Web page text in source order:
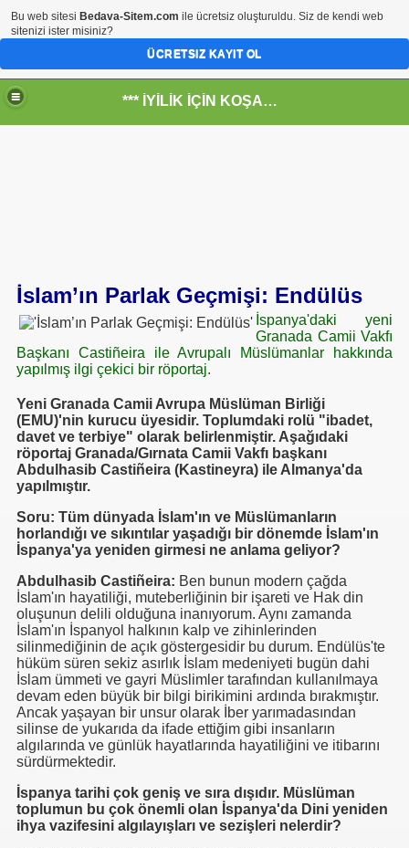
*** İYİLİK İÇİN KOŞANLARIN YERİ***
İslam’ın Parlak Geçmişi: Endülüs
İspanya'daki yeni
Granada Camii Vakfı
Başkanı Castiñeira ile Avrupalı Müslümanlar hakkında
yapılmış ilgi çekici bir röportaj.
Yeni Granada Camii Avrupa Müslüman Birliği
(EMU)'nin kurucu üyesidir. Toplumdaki rolü "ibadet,
davet ve terbiye" olarak belirlenmiştir. Aşağıdaki
röportaj Granada/Gırnata Camii Vakfı başkanı
Abdulhasib Castiñeira (Kastineyra) ile Almanya'da
yapılmıştır.
Soru: Tüm dünyada İslam'ın ve Müslümanların
horlandığı ve sıkıntılar yaşadığı bir dönemde İslam'ın
İspanya'ya yeniden girmesi ne anlama geliyor?
Abdulhasib Castiñeira: Ben bunun modern çağda
İslam'ın hayatiliği, muteberliğinin bir işareti ve Hak din
oluşunun delili olduğuna inanıyorum. Aynı zamanda
İslam'ın İspanyol halkının kalp ve zihinlerinden
silinmediğinin de açık göstergesidir bu durum. Endülüs'te
hüküm süren sekiz asırlık İslam medeniyeti bugün dahi
İslam ümmeti ve gayri Müslimler tarafından kullanılmaya
devam eden büyük bir bilgi birikimini ardında bırakmıştır.
Ancak yaşayan bir unsur olarak İber yarımadasından
silinse de yukarıda da ifade ettiğim gibi insanların
algılarında ve günlük hayatlarında hayatiliğini ve itibarını
sürdürmektedir.
İspanya tarihi çok geniş ve sıra dışıdır. Müslüman
toplumun bu çok önemli olan İspanya'da Dini yeniden
ihya vazifesini algılayışları ve sezişleri nelerdir?
- HİDROJEN ENERJİ MRK *NASIL ENGELLENDİ* !!!
-Engellenen Mühendis !!!
Halal Food
TARİHİ MÜZESİ
Bu web sitesi Bedava-Sitem.com ile ücretsiz oluşturuldu. Siz de kendi web
sitenizi ister misiniz?
ÜCRETSIZ KAYIT OL